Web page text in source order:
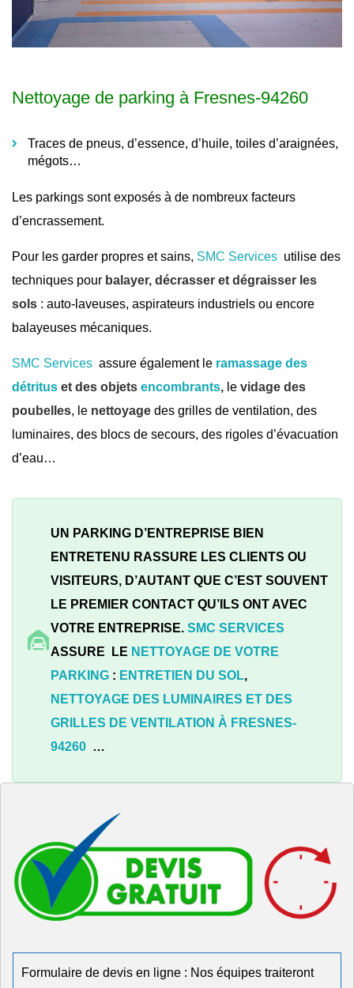
Nettoyage de parking à Fresnes-94260
Traces de pneus, d’essence, d’huile, toiles d’araignées,
mégots…
Les parkings sont exposés à de nombreux facteurs
d’encrassement.
Pour les garder propres et sains, SMC Services utilise des
techniques pour balayer, décrasser et dégraisser les
sols : auto-laveuses, aspirateurs industriels ou encore
balayeuses mécaniques.
SMC Services assure également le ramassage des
détritus et des objets encombrants, le vidage des
poubelles, le nettoyage des grilles de ventilation, des
luminaires, des blocs de secours, des rigoles d’évacuation
d’eau…
UN PARKING D’ENTREPRISE BIEN
ENTRETENU RASSURE LES CLIENTS OU
VISITEURS, D’AUTANT QUE C’EST SOUVENT
LE PREMIER CONTACT QU’ILS ONT AVEC
VOTRE ENTREPRISE. SMC SERVICES
ASSURE LE NETTOYAGE DE VOTRE
PARKING : ENTRETIEN DU SOL,
NETTOYAGE DES LUMINAIRES ET DES
GRILLES DE VENTILATION À FRESNES-
94260 …
Formulaire de devis en ligne : Nos équipes traiteront